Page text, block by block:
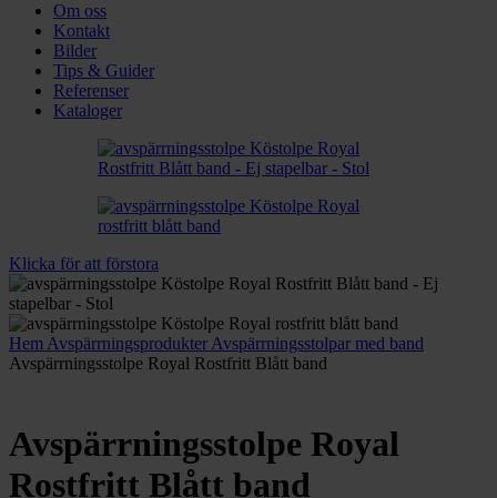
Om oss
Kontakt
Bilder
Tips & Guider
Referenser
Kataloger
Klicka för att förstora
Hem Avspärrningsprodukter Avspärrningsstolpar med band
Avspärrningsstolpe Royal Rostfritt Blått band
Avspärrningsstolpe Royal
Rostfritt Blått band